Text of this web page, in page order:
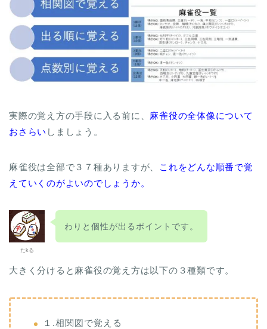
実際の覚え方の手段に入る前に、 麻雀役の全体像について
おさらい しましょう。
麻雀役は全部で３７種ありますが、
これをどんな順番で覚
えていくのがよいのでしょうか。
たkる
わりと個性が出るポイントです。
大きく分けると麻雀役の覚え方は以下の３種類です。
１.相関図で覚える